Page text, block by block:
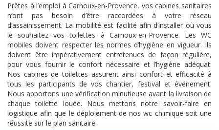
Prêtes à l’emploi à Carnoux-en-Provence, vos cabines sanitaires
n’ont pas besoin d’être raccordées à votre réseau
d’assainissement. La mobilité est facilité afin d’installer où vous
le souhaitez vos toilettes à Carnoux-en-Provence. Les WC
mobiles doivent respecter les normes d’hygiène en vigueur. Ils
doivent être impérativement entretenues de façon régulière,
pour vous fournir le confort nécessaire et l’hygiène adéquat.
Nos cabines de toilettes assurent ainsi confort et efficacité à
tous les participants de vos chantier, festival et événement.
Nous apportons une vérification minutieuse avant la livraison de
chaque toilette louée. Nous mettons notre savoir-faire en
logistique afin que le déploiement de nos wc chimique soit une
réussite sur le plan sanitaire.